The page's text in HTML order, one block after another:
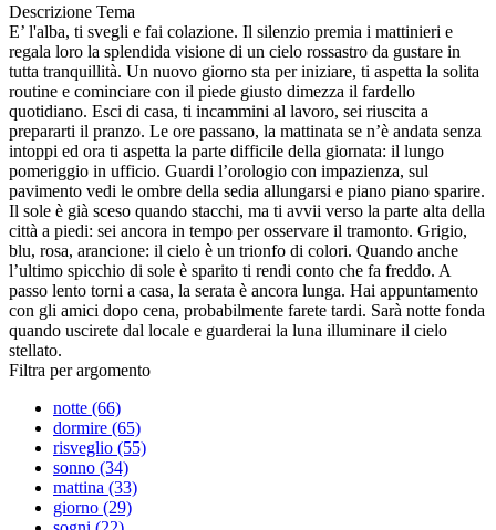
Descrizione Tema
E’ l'alba, ti svegli e fai colazione. Il silenzio premia i mattinieri e
regala loro la splendida visione di un cielo rossastro da gustare in
tutta tranquillità. Un nuovo giorno sta per iniziare, ti aspetta la solita
routine e cominciare con il piede giusto dimezza il fardello
quotidiano. Esci di casa, ti incammini al lavoro, sei riuscita a
prepararti il pranzo. Le ore passano, la mattinata se n’è andata senza
intoppi ed ora ti aspetta la parte difficile della giornata: il lungo
pomeriggio in ufficio. Guardi l’orologio con impazienza, sul
pavimento vedi le ombre della sedia allungarsi e piano piano sparire.
Il sole è già sceso quando stacchi, ma ti avvii verso la parte alta della
città a piedi: sei ancora in tempo per osservare il tramonto. Grigio,
blu, rosa, arancione: il cielo è un trionfo di colori. Quando anche
l’ultimo spicchio di sole è sparito ti rendi conto che fa freddo. A
passo lento torni a casa, la serata è ancora lunga. Hai appuntamento
con gli amici dopo cena, probabilmente farete tardi. Sarà notte fonda
quando uscirete dal locale e guarderai la luna illuminare il cielo
stellato.
Filtra per argomento
notte (66)
dormire (65)
risveglio (55)
sonno (34)
mattina (33)
giorno (29)